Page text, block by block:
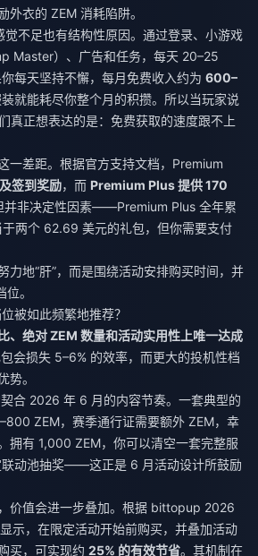
外衣的 ZEM 消耗陷阱。
觉不足也有结构性原因。通过登录、小游戏
Master）、广告和任务，每天 20–25
每天坚持不懈，每月免费收入约为 600–
就能耗尽你整个月的积攒。所以当玩家说
真正想表达的是：免费获取的速度跟不上
一差距。根据官方支持文档，Premium
签到奖励，而 Premium Plus 提供 170
并非决定性因素——Premium Plus 全年累
两个 62.69 美元的礼包，但你需要支付
力地“肝”，而是围绕活动安排购买时间，并
。
被如此频繁地推荐？
、绝对 ZEM 数量和活动实用性上唯一达成
会损失 5–6% 的效率，而更大的投机性档
势。
合 2026 年 6 月的内容节奏。一套典型的
ZEM，赛季通行证需要额外 ZEM，幸
拥有 1,000 ZEM，你可以清空一套完整服
动池抽奖——这正是 6 月活动设计所鼓励
价值会进一步叠加。根据 bittopup 2026
示，在限定活动开始前购买，并叠加活动
买，可实现约 25% 的有效节省。其机制在